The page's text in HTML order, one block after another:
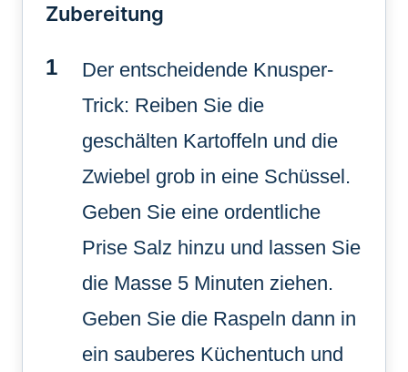
Zubereitung
Der entscheidende Knusper-
Trick: Reiben Sie die
geschälten Kartoffeln und die
Zwiebel grob in eine Schüssel.
Geben Sie eine ordentliche
Prise Salz hinzu und lassen Sie
die Masse 5 Minuten ziehen.
Geben Sie die Raspeln dann in
ein sauberes Küchentuch und